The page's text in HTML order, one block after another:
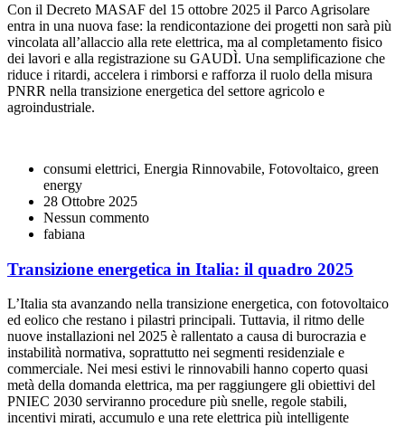
Con il Decreto MASAF del 15 ottobre 2025 il Parco Agrisolare
entra in una nuova fase: la rendicontazione dei progetti non sarà più
vincolata all’allaccio alla rete elettrica, ma al completamento fisico
dei lavori e alla registrazione su GAUDÌ. Una semplificazione che
riduce i ritardi, accelera i rimborsi e rafforza il ruolo della misura
PNRR nella transizione energetica del settore agricolo e
agroindustriale.
consumi elettrici, Energia Rinnovabile, Fotovoltaico, green
energy
28 Ottobre 2025
Nessun commento
fabiana
Transizione energetica in Italia: il quadro 2025
L’Italia sta avanzando nella transizione energetica, con fotovoltaico
ed eolico che restano i pilastri principali. Tuttavia, il ritmo delle
nuove installazioni nel 2025 è rallentato a causa di burocrazia e
instabilità normativa, soprattutto nei segmenti residenziale e
commerciale. Nei mesi estivi le rinnovabili hanno coperto quasi
metà della domanda elettrica, ma per raggiungere gli obiettivi del
PNIEC 2030 serviranno procedure più snelle, regole stabili,
incentivi mirati, accumulo e una rete elettrica più intelligente